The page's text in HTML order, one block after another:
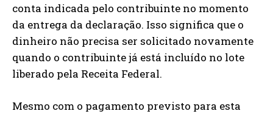
conta indicada pelo contribuinte no momento
da entrega da declaração. Isso significa que o
dinheiro não precisa ser solicitado novamente
quando o contribuinte já está incluído no lote
liberado pela Receita Federal.
Mesmo com o pagamento previsto para esta